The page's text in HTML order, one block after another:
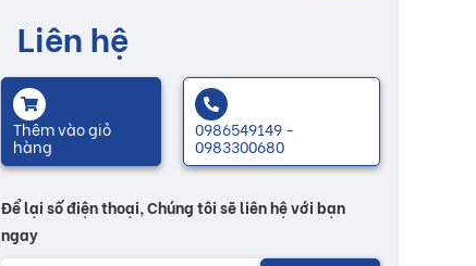
Liên hệ
Thêm vào giỏ
hàng
0986549149 -
0983300680
Để lại số điện thoại, Chúng tôi sẽ liên hệ với bạn
ngay